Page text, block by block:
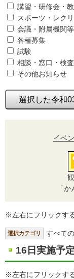
講習・研修会・
スポーツ・レク
会議・附属機関
各種募集
試験
相談・窓口・検
その他お知らせ
選択した令和
イベ
「
※左右にフリックす
選択カテゴリ すべて
16日実施予
※左右にフリックす